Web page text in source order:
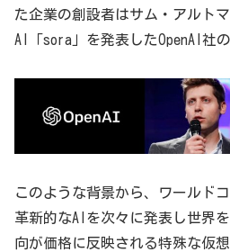
た企業の創設者はサム・アルト
AI「sora」を発表したOpenAI社の
このような背景から、ワールド
革新的なAIを次々に発表し世界
向が価格に反映される特殊な仮